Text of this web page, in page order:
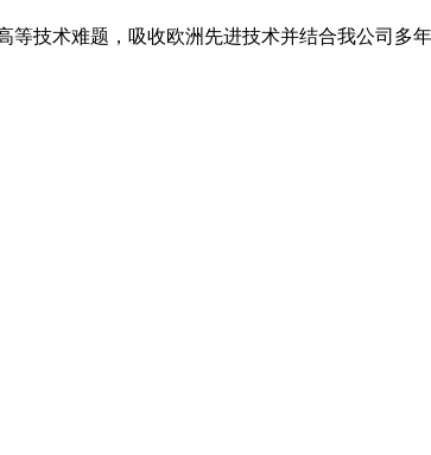
技术难题，吸收欧洲先进技术并结合我公司多